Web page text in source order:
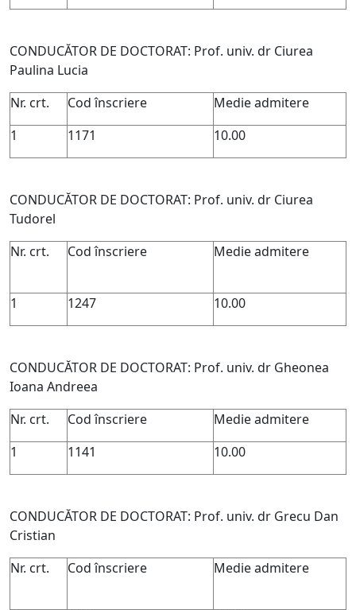
CONDUCĂTOR DE DOCTORAT: Prof. univ. dr Ciurea
Paulina Lucia
Nr. crt.
Cod înscriere
Medie admitere
1
1171 10.00
CONDUCĂTOR DE DOCTORAT: Prof. univ. dr Ciurea
Tudorel
Nr. crt.
Cod înscriere Medie admitere
1 1247 10.00
CONDUCĂTOR DE DOCTORAT: Prof. univ. dr Gheonea
Ioana Andreea
Nr. crt.
Cod înscriere
Medie admitere
1
1141 10.00
CONDUCĂTOR DE DOCTORAT: Prof. univ. dr Grecu Dan
Cristian
Nr. crt.
Cod înscriere Medie admitere